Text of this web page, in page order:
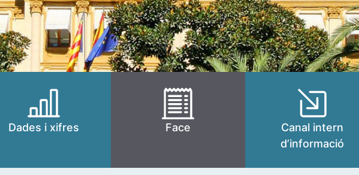
Dades i xifres Face
Canal intern
d’informació